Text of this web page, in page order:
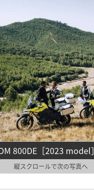
800DE［2023 model］
縦スクロールで次の写真へ